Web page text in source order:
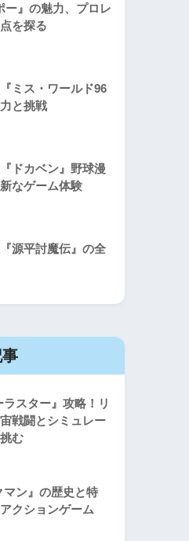
ー』の魅力、プロレ
を探る
ミス・ワールド96
と挑戦
ドカベン』野球漫
なゲーム体験
源平討魔伝』の全
ラスター』攻略！リ
戦闘とシミュレー
む
マン』の歴史と特
クションゲーム